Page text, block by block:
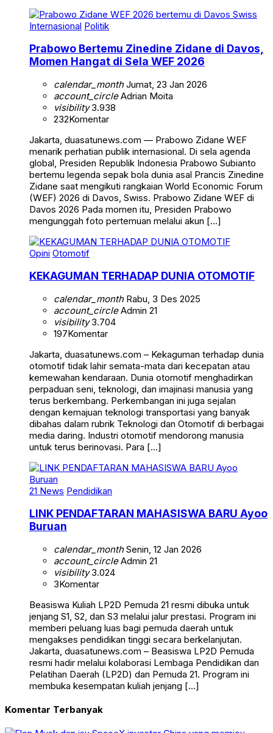
Internasional Politik
Prabowo Bertemu Zinedine Zidane di Davos,
Momen Hangat di Sela WEF 2026
calendar_monthJumat, 23 Jan 2026
account_circleAdrian Moita
visibility3.938
232Komentar
Jakarta, duasatunews.com — Prabowo Zidane WEF
menarik perhatian publik internasional. Di sela agenda
global, Presiden Republik Indonesia Prabowo Subianto
bertemu legenda sepak bola dunia asal Prancis Zinedine
Zidane saat mengikuti rangkaian World Economic Forum
(WEF) 2026 di Davos, Swiss. Prabowo Zidane WEF di
Davos 2026 Pada momen itu, Presiden Prabowo
mengunggah foto pertemuan melalui akun […]
Opini Otomotif
KEKAGUMAN TERHADAP DUNIA OTOMOTIF
calendar_monthRabu, 3 Des 2025
account_circleAdmin 21
visibility3.704
197Komentar
Jakarta, duasatunews.com – Kekaguman terhadap dunia
otomotif tidak lahir semata-mata dari kecepatan atau
kemewahan kendaraan. Dunia otomotif menghadirkan
perpaduan seni, teknologi, dan imajinasi manusia yang
terus berkembang. Perkembangan ini juga sejalan
dengan kemajuan teknologi transportasi yang banyak
dibahas dalam rubrik Teknologi dan Otomotif di berbagai
media daring. Industri otomotif mendorong manusia
untuk terus berinovasi. Para […]
21 News Pendidikan
LINK PENDAFTARAN MAHASISWA BARU Ayoo
Buruan
calendar_monthSenin, 12 Jan 2026
account_circleAdmin 21
visibility3.024
3Komentar
Beasiswa Kuliah LP2D Pemuda 21 resmi dibuka untuk
jenjang S1, S2, dan S3 melalui jalur prestasi. Program ini
memberi peluang luas bagi pemuda daerah untuk
mengakses pendidikan tinggi secara berkelanjutan.
Jakarta, duasatunews.com – Beasiswa LP2D Pemuda
resmi hadir melalui kolaborasi Lembaga Pendidikan dan
Pelatihan Daerah (LP2D) dan Pemuda 21. Program ini
membuka kesempatan kuliah jenjang […]
Komentar Terbanyak